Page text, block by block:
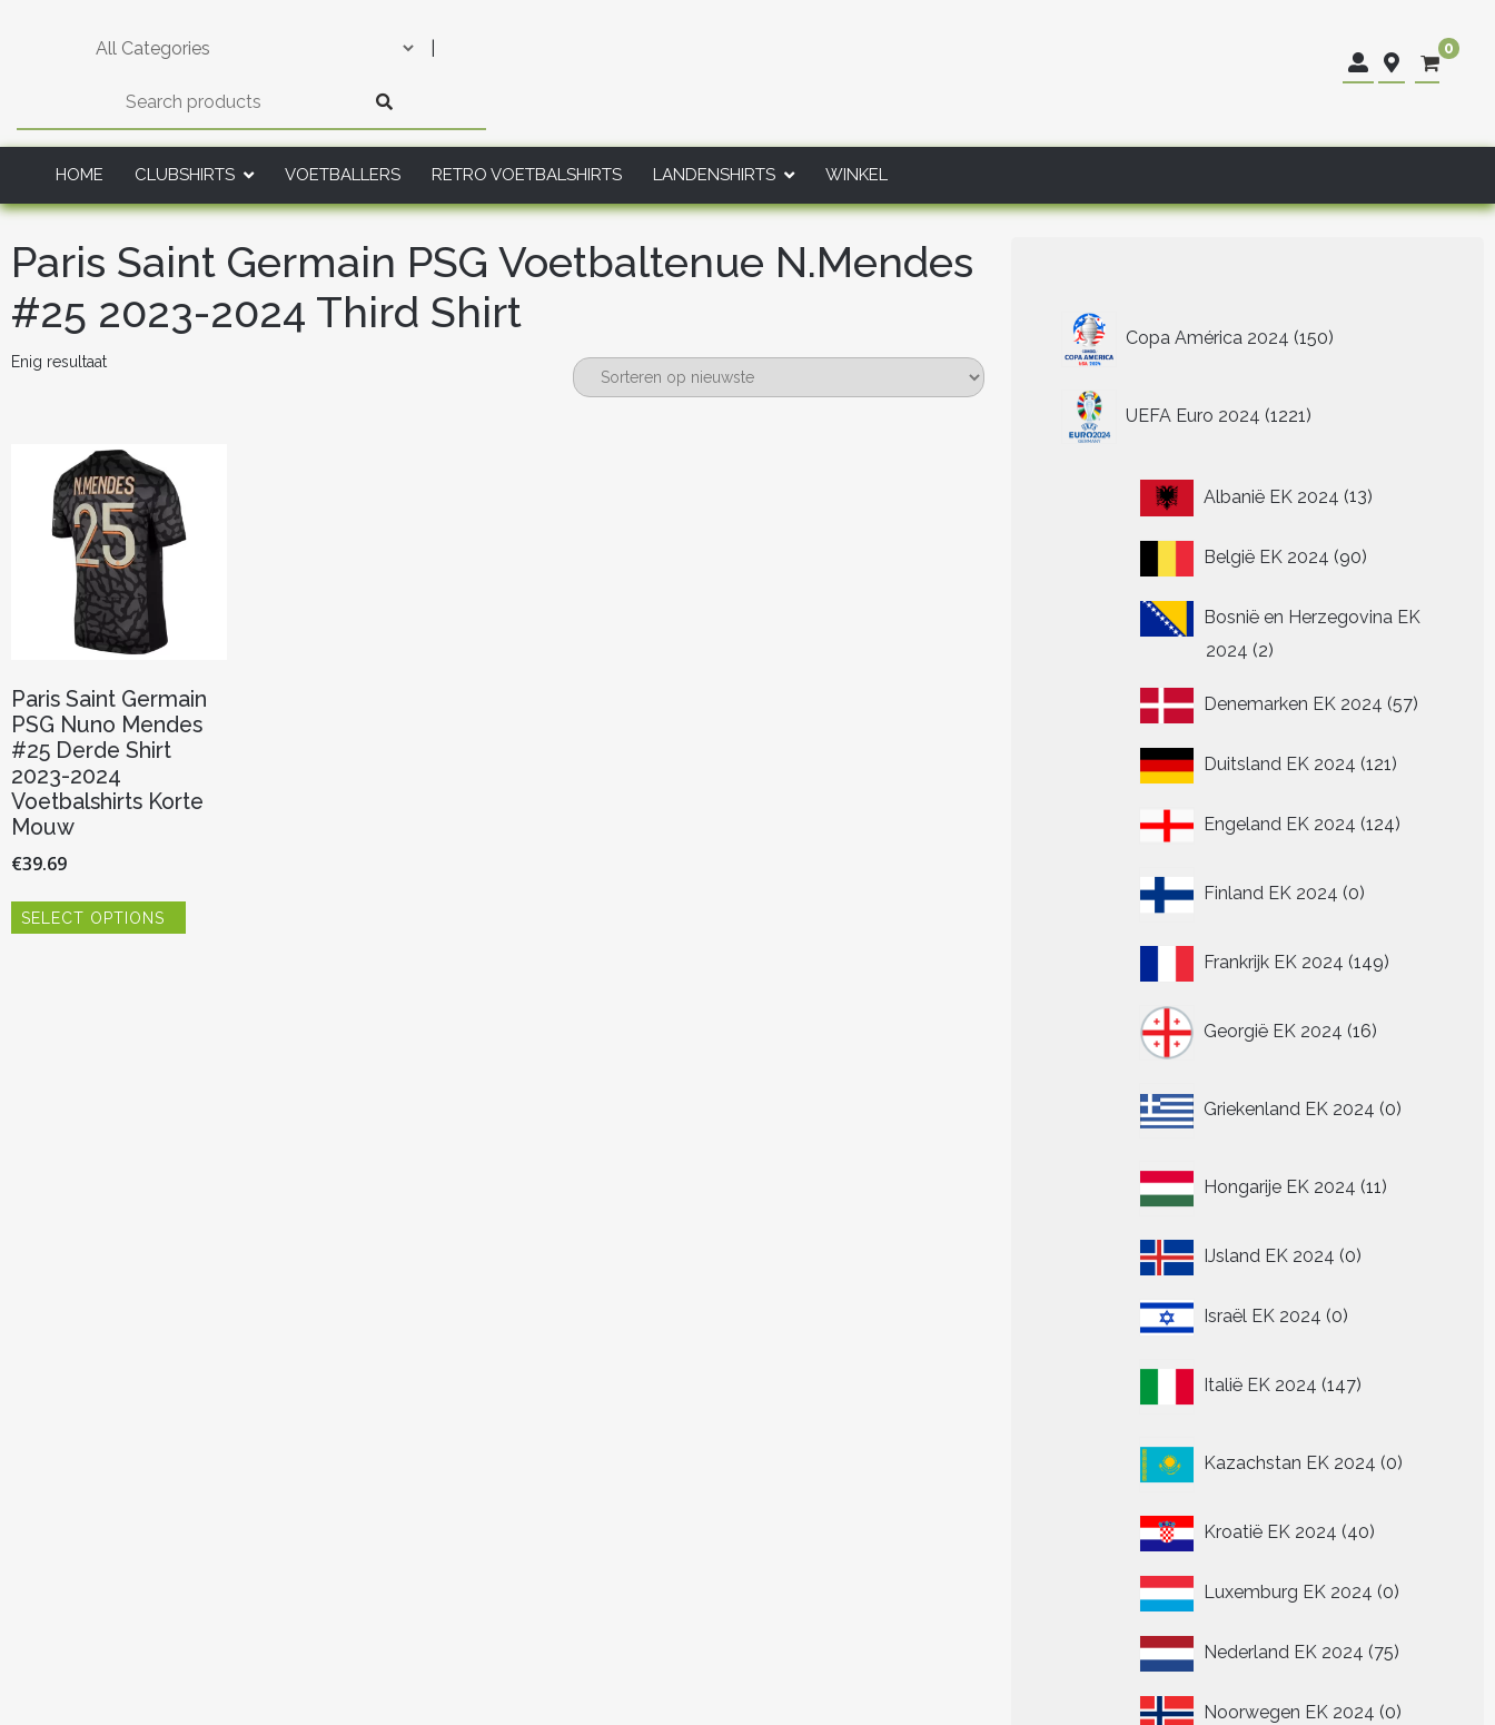
0
HOME CLUBSHIRTS VOETBALLERS RETRO VOETBALSHIRTS LANDENSHIRTS WINKEL
Paris Saint Germain PSG Voetbaltenue N.Mendes
#25 2023-2024 Third Shirt
Enig resultaat
Paris Saint Germain
PSG Nuno Mendes
#25 Derde Shirt
2023-2024
Voetbalshirts Korte
Mouw
€39.69
SELECT OPTIONS
Copa América 2024 150
producten
UEFA Euro 2024 1221
producten
Albanië EK 2024 1313
België EK 2024 9090
Bosnië en Herzegovina EK
2024 22
Denemarken EK 2024 5757
Duitsland EK 2024 121 121
Engeland EK 2024 124124
Finland EK 2024 0
producten
Frankrijk EK 2024 149149
Georgië EK 2024 16
producten
Griekenland EK 2024 0
producten
Hongarije EK 2024 11
producten
IJsland EK 2024 00
Israël EK 2024 00
Italië EK 2024 147
producten
Kazachstan EK 2024 0
producten
Kroatië EK 2024 4040
Luxemburg EK 2024 00
Nederland EK 2024 7575
Noorwegen EK 2024 00